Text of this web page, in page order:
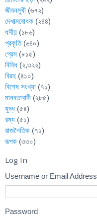
জীবনমুখী (৬৭২)
দেশাত্মবোধক (২৪৪)
ধর্মীয় (১৮৬)
প্রকৃতি(৬৪০)
প্রেম (৮১৫)
বিবিধ (২,৩২২)
বিরহ (৪১০)
বিশেষ সংখ্যা (৭১)
মানবতাবাদী (২৮৫)
যুদ্ধ (৫৪)
রম্য (৫১)
রাজনৈতিক (৭১)
রূপক (৩৩০)
Log In
Username or Email Address
Password